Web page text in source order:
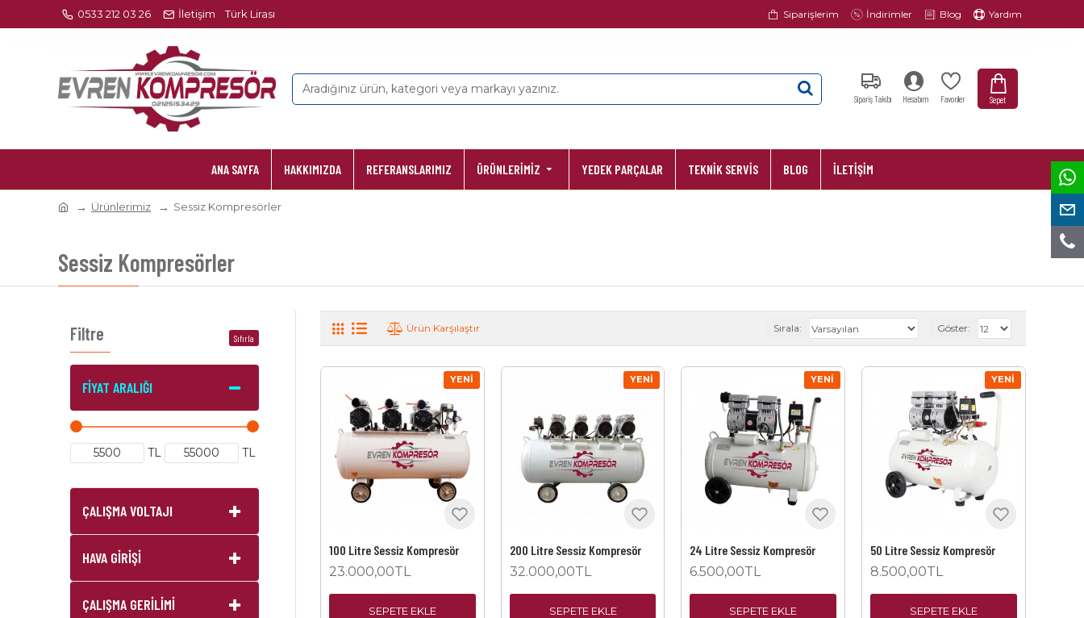
0533 212 03 26 İletişim Türk Lirası Siparişlerim İndirimler Blog Yardım
Sipariş Takibi Hesabım Favoriler Sepet
ANA SAYFA HAKKIMIZDA REFERANSLARIMIZ ÜRÜNLERİMİZ YEDEK PARÇALAR TEKNİK SERVİS BLOG İLETİŞİM
Ürünlerimiz Sessiz Kompresörler
Sessiz Kompresörler
Filtre Sıfırla
FIYAT ARALIĞI
TL TL
ÇALIŞMA VOLTAJI
HAVA GİRİŞİ
ÇALIŞMA GERİLİMİ
Ürün Karşılaştır Sırala: Göster:
YENI
100 Litre Sessiz Kompresör
23.000,00TL
SEPETE EKLE
YENI
200 Litre Sessiz Kompresör
32.000,00TL
SEPETE EKLE
YENI
24 Litre Sessiz Kompresör
6.500,00TL
SEPETE EKLE
YENI
50 Litre Sessiz Kompresör
8.500,00TL
SEPETE EKLE